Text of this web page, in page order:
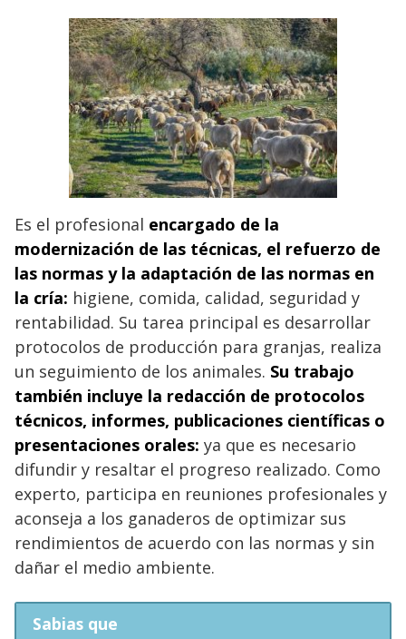
Es el profesional encargado de la
modernización de las técnicas, el refuerzo de
las normas y la adaptación de las normas en
la cría: higiene, comida, calidad, seguridad y
rentabilidad. Su tarea principal es desarrollar
protocolos de producción para granjas, realiza
un seguimiento de los animales. Su trabajo
también incluye la redacción de protocolos
técnicos, informes, publicaciones científicas o
presentaciones orales: ya que es necesario
difundir y resaltar el progreso realizado. Como
experto, participa en reuniones profesionales y
aconseja a los ganaderos de optimizar sus
rendimientos de acuerdo con las normas y sin
dañar el medio ambiente.
Sabias que